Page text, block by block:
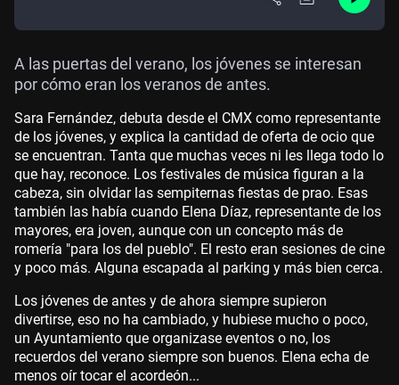
A las puertas del verano, los jóvenes se interesan
por cómo eran los veranos de antes.
Sara Fernández, debuta desde el CMX como representante
de los jóvenes, y explica la cantidad de oferta de ocio que
se encuentran. Tanta que muchas veces ni les llega todo lo
que hay, reconoce. Los festivales de música figuran a la
cabeza, sin olvidar las sempiternas fiestas de prao. Esas
también las había cuando Elena Díaz, representante de los
mayores, era joven, aunque con un concepto más de
romería "para los del pueblo". El resto eran sesiones de cine
y poco más. Alguna escapada al parking y más bien cerca.
Los jóvenes de antes y de ahora siempre supieron
divertirse, eso no ha cambiado, y hubiese mucho o poco,
un Ayuntamiento que organizase eventos o no, los
recuerdos del verano siempre son buenos. Elena echa de
menos oír tocar el acordeón...